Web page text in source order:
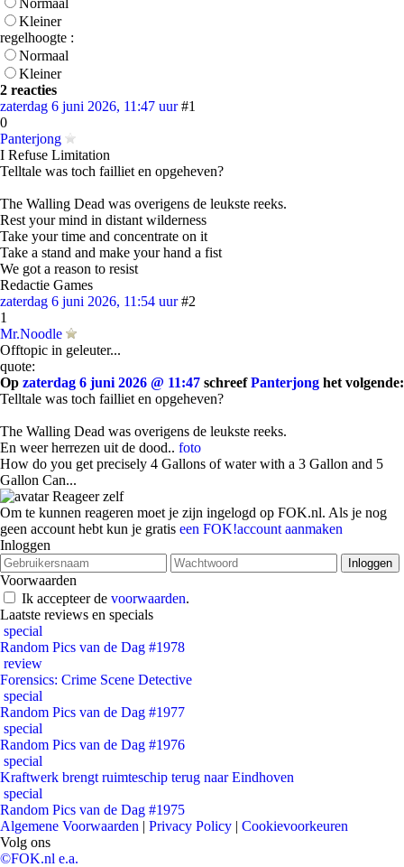
Normaal
Kleiner
regelhoogte :
Normaal
Kleiner
2 reacties
zaterdag 6 juni 2026, 11:47 uur #1
0
Panterjong
I Refuse Limitation
Telltale was toch failliet en opgeheven?
The Walling Dead was overigens de leukste reeks.
Rest your mind in distant wilderness
Take your time and concentrate on it
Take a stand and make your hand a fist
We got a reason to resist
Redactie Games
zaterdag 6 juni 2026, 11:54 uur #2
1
Mr.Noodle
Offtopic in geleuter...
quote:
Op zaterdag 6 juni 2026 @ 11:47 schreefPanterjong het volgende:
Telltale was toch failliet en opgeheven?
The Walling Dead was overigens de leukste reeks.
En weer herrezen uit de dood.. foto
How do you get precisely 4 Gallons of water with a 3 Gallon and 5
Gallon Can...
Reageer zelf
Om te kunnen reageren moet je zijn ingelogd op FOK.nl. Als je nog
geen account hebt kun je gratis een FOK!account aanmaken
Inloggen
Voorwaarden
Ik accepteer de voorwaarden.
Laatste reviews en specials
special
Random Pics van de Dag #1978
review
Forensics: Crime Scene Detective
special
Random Pics van de Dag #1977
special
Random Pics van de Dag #1976
special
Kraftwerk brengt ruimteschip terug naar Eindhoven
special
Random Pics van de Dag #1975
Algemene Voorwaarden | Privacy Policy | Cookievoorkeuren
Volg ons
©FOK.nl e.a.